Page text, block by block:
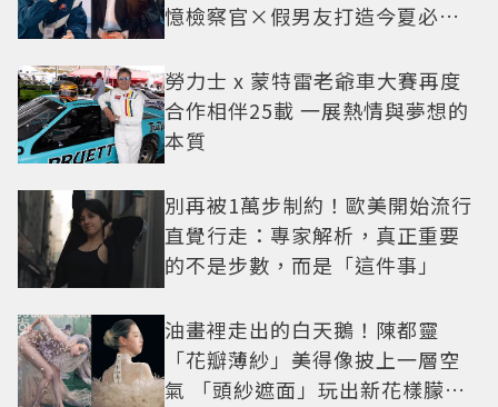
憶檢察官×假男友打造今夏必看
勞力士 x 蒙特雷老爺車大賽再度
合作相伴25載 一展熱情與夢想的
本質
別再被1萬步制約！歐美開始流行
直覺行走：專家解析，真正重要
的不是步數，而是「這件事」
油畫裡走出的白天鵝！陳都靈
「花瓣薄紗」美得像披上一層空
氣 「頭紗遮面」玩出新花樣朦朧